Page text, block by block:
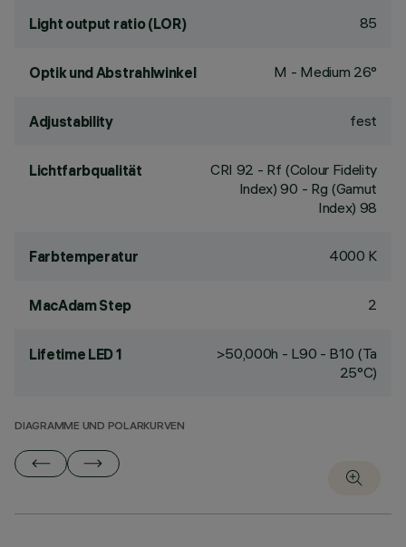
Light output ratio (LOR) 85
Optik und Abstrahlwinkel M - Medium 26°
Adjustability fest
Lichtfarbqualität CRI 92 - Rf (Colour Fidelity
Index) 90 - Rg (Gamut
Index) 98
Farbtemperatur 4000 K
MacAdam Step 2
Lifetime LED 1
>50,000h - L90 - B10 (Ta
25°C)
DIAGRAMME UND POLARKURVEN